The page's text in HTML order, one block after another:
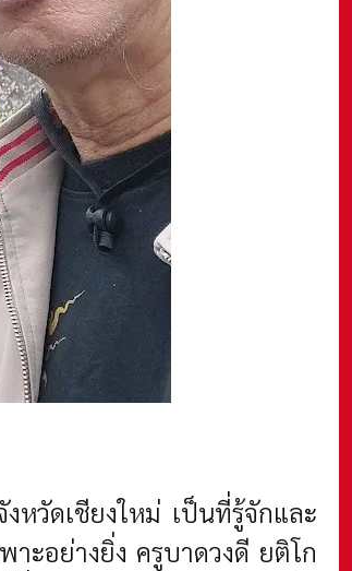
หวัดเชียงใหม่ เป็นที่รู้จักและ
ะอย่างยิ่ง ครูบาดวงดี ยติโก